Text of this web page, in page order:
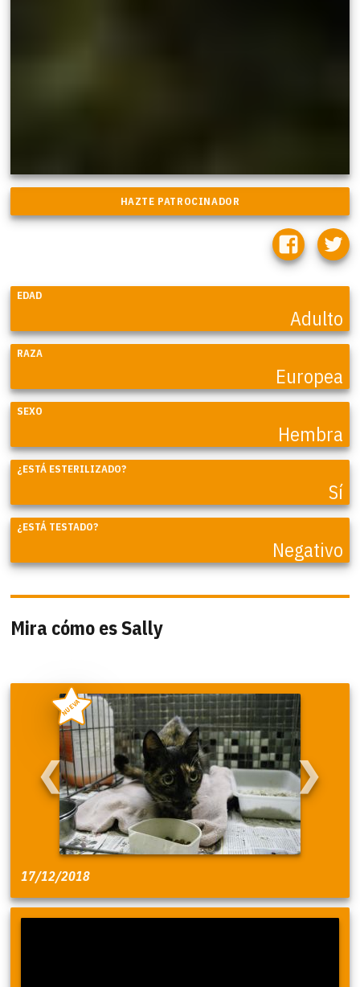
EDAD
Adulto
RAZA
Europea
SEXO
Hembra
¿ESTÁ ESTERILIZADO?
Sí
¿ESTÁ TESTADO?
Negativo
Mira cómo es Sally
❮ ❯
NUEVA
17/12/2018